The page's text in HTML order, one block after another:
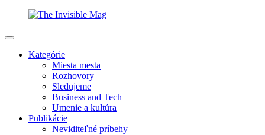
Kategórie
Miesta mesta
Rozhovory
Sledujeme
Business and Tech
Umenie a kultúra
Publikácie
Neviditeľné príbehy